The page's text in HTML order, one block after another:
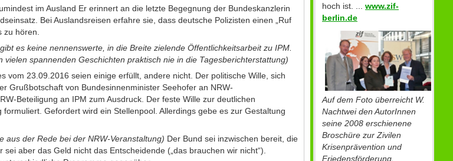
im Ausland Er erinnert an die letzte Begegnung der Bundeskanzlerin
Bei Auslandsreisen erfahre sie, dass deutsche Polizisten einen „Ruf
hören.
es keine nennenswerte, in die Breite zielende Öffentlichkeitsarbeit zu IPM.
spannenden Geschichten praktisch nie in die Tagesberichterstattung)
vom 23.09.2016 seien einige erfüllt, andere nicht. Der politische Wille, sich
Grußbotschaft von Bundesinnenminister Seehofer an NRW-
Beteiligung an IPM zum Ausdruck. Der feste Wille zur deutlichen
Gefordert wird ein Stellenpool. Allerdings gebe es zur Gestaltung
aus der Rede bei der NRW-Veranstaltung) Der Bund sei inzwischen bereit, die
aber das Geld nicht das Entscheidende („das brauchen wir nicht“).
hoch ist. ... www.zif-
berlin.de
Auf dem Foto überreicht W.
Nachtwei den AutorInnen
seine 2008 erschienene
Broschüre zur Zivilen
Krisenprävention und
Friedensförderung.